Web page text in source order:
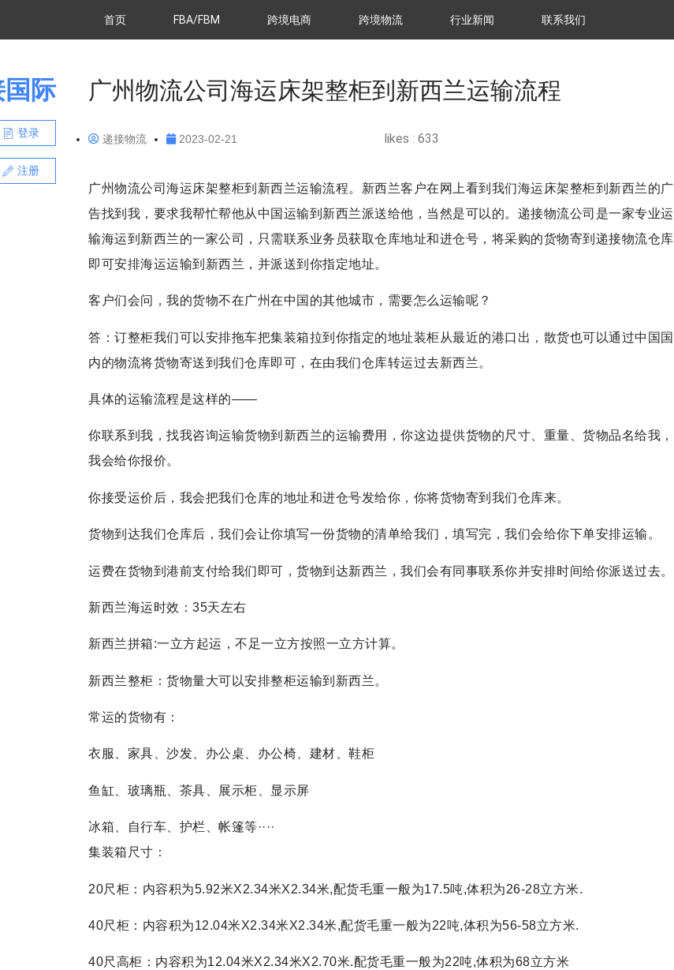
首页 FBA/FBM 跨境电商 跨境物流 行业新闻 联系我们
际
登录
注册
广州物流公司海运床架整柜到新西兰运输流程
递接物流 2023-02-21 likes : 633
广州物流公司海运床架整柜到新西兰运输流程。新西兰客户在网上看到我们海运床架整柜到新西兰的广
告找到我，要求我帮忙帮他从中国运输到新西兰派送给他，当然是可以的。递接物流公司是一家专业运
输海运到新西兰的一家公司，只需联系业务员获取仓库地址和进仓号，将采购的货物寄到递接物流仓库
即可安排海运运输到新西兰，并派送到你指定地址。
客户们会问，我的货物不在广州在中国的其他城市，需要怎么运输呢？
答：订整柜我们可以安排拖车把集装箱拉到你指定的地址装柜从最近的港口出，散货也可以通过中国国
内的物流将货物寄送到我们仓库即可，在由我们仓库转运过去新西兰。
具体的运输流程是这样的——
你联系到我，找我咨询运输货物到新西兰的运输费用，你这边提供货物的尺寸、重量、货物品名给我，
我会给你报价。
你接受运价后，我会把我们仓库的地址和进仓号发给你，你将货物寄到我们仓库来。
货物到达我们仓库后，我们会让你填写一份货物的清单给我们，填写完，我们会给你下单安排运输。
运费在货物到港前支付给我们即可，货物到达新西兰，我们会有同事联系你并安排时间给你派送过去。
新西兰海运时效：35天左右
新西兰拼箱:一立方起运，不足一立方按照一立方计算。
新西兰整柜：货物量大可以安排整柜运输到新西兰。
常运的货物有：
衣服、家具、沙发、办公桌、办公椅、建材、鞋柜
鱼缸、玻璃瓶、茶具、展示柜、显示屏
冰箱、自行车、护栏、帐篷等····
集装箱尺寸：
20尺柜：内容积为5.92米X2.34米X2.34米,配货毛重一般为17.5吨,体积为26-28立方米.
40尺柜：内容积为12.04米X2.34米X2.34米,配货毛重一般为22吨,体积为56-58立方米.
40尺高柜：内容积为12.04米X2.34米X2.70米.配货毛重一般为22吨,体积为68立方米